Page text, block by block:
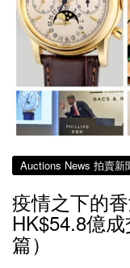
Auctions News 拍賣新
疫情之下的
HK$54.8億
篇）